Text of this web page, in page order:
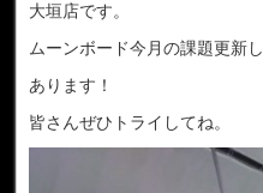
大垣店です。
ムーンボード今月の課題更新
あります！
皆さんぜひトライしてね。